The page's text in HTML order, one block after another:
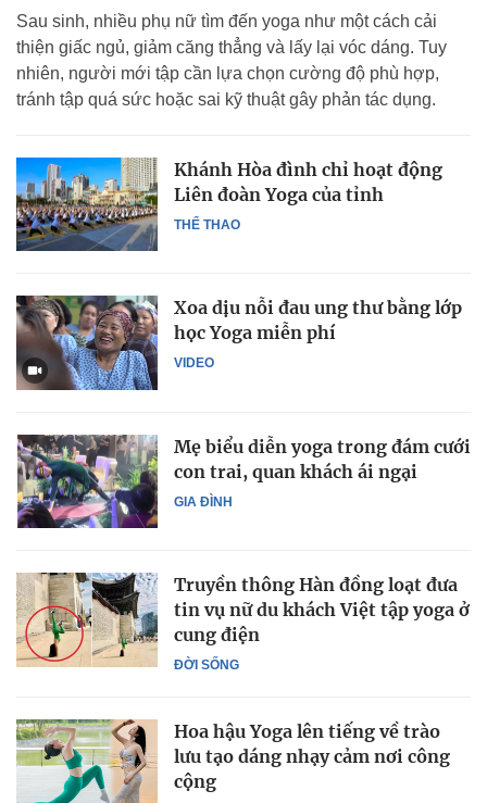
Sau sinh, nhiều phụ nữ tìm đến yoga như một cách cải
thiện giấc ngủ, giảm căng thẳng và lấy lại vóc dáng. Tuy
nhiên, người mới tập cần lựa chọn cường độ phù hợp,
tránh tập quá sức hoặc sai kỹ thuật gây phản tác dụng.
THỂ THAO
Khánh Hòa đình chỉ hoạt động
Liên đoàn Yoga của tỉnh
VIDEO
Xoa dịu nỗi đau ung thư bằng lớp
học Yoga miễn phí
GIA ĐÌNH
Mẹ biểu diễn yoga trong đám cưới
con trai, quan khách ái ngại
ĐỜI SỐNG
Truyền thông Hàn đồng loạt đưa
tin vụ nữ du khách Việt tập yoga ở
cung điện
Hoa hậu Yoga lên tiếng về trào
lưu tạo dáng nhạy cảm nơi công
cộng